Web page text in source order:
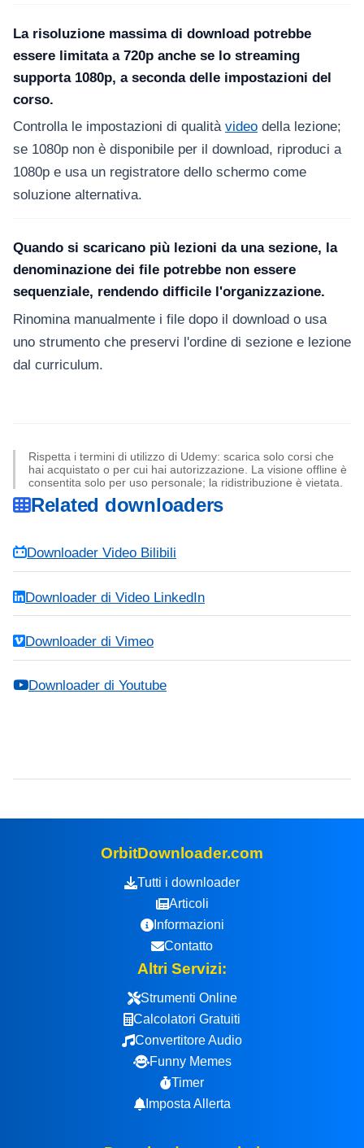
La risoluzione massima di download potrebbe
essere limitata a 720p anche se lo streaming
supporta 1080p, a seconda delle impostazioni del
corso.
Controlla le impostazioni di qualità video della lezione;
se 1080p non è disponibile per il download, riproduci a
1080p e usa un registratore dello schermo come
soluzione alternativa.
Quando si scaricano più lezioni da una sezione, la
denominazione dei file potrebbe non essere
sequenziale, rendendo difficile l'organizzazione.
Rinomina manualmente i file dopo il download o usa
uno strumento che preservi l'ordine di sezione e lezione
dal curriculum.
Rispetta i termini di utilizzo di Udemy: scarica solo corsi che
hai acquistato o per cui hai autorizzazione. La visione offline è
consentita solo per uso personale; la ridistribuzione è vietata.
Related downloaders
Downloader Video Bilibili
Downloader di Video LinkedIn
Downloader di Vimeo
Downloader di Youtube
OrbitDownloader.com
Tutti i downloader
Articoli
Informazioni
Contatto
Altri Servizi:
Strumenti Online
Calcolatori Gratuiti
Convertitore Audio
Funny Memes
Timer
Imposta Allerta